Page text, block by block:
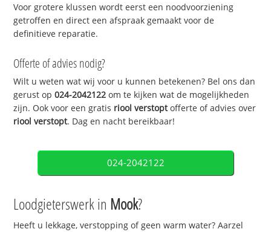
Voor grotere klussen wordt eerst een noodvoorziening
getroffen en direct een afspraak gemaakt voor de
definitieve reparatie.
Offerte of advies nodig?
Wilt u weten wat wij voor u kunnen betekenen? Bel ons dan
gerust op024-2042122 om te kijken wat de mogelijkheden
zijn. Ook voor een gratis riool verstoptofferte of advies over
riool verstopt. Dag en nacht bereikbaar!
024-2042122
Loodgieterswerk in Mook?
Heeft u lekkage, verstopping of geen warm water? Aarzel